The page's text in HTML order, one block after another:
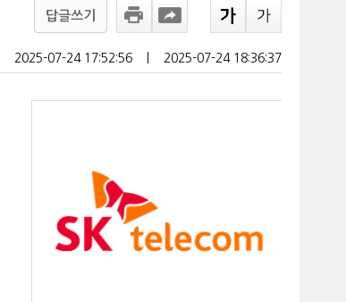
답글쓰기
2025-07-24 17:52:56 2025-07-24 18:36:37